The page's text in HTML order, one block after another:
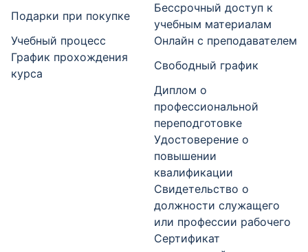
Подарки при покупке
Бессрочный доступ к
учебным материалам
Учебный процесс
Онлайн с преподавателем
График прохождения
курса
Свободный график
Диплом о
профессиональной
переподготовке
Удостоверение о
повышении
квалификации
Свидетельство о
должности служащего
или профессии рабочего
Сертификат